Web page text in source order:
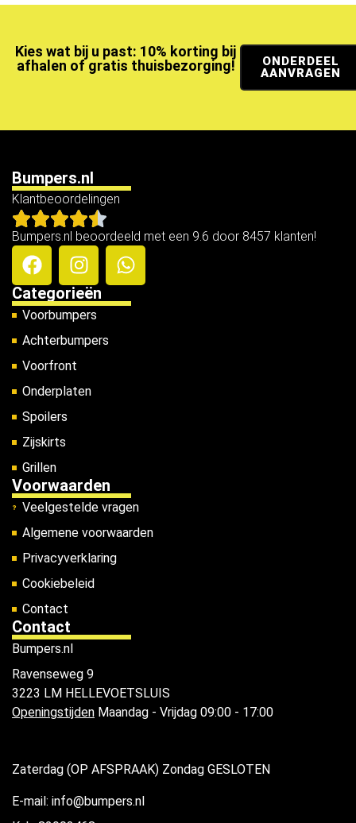
Kies wat bij u past: 10% korting bij
afhalen of gratis thuisbezorging!
ONDERDEEL
AANVRAGEN
Bumpers.nl
Klantbeoordelingen
Bumpers.nl beoordeeld met een 9.6 door 8457 klanten!
Categorieën
Voorbumpers
Achterbumpers
Voorfront
Onderplaten
Spoilers
Zijskirts
Grillen
Voorwaarden
Veelgestelde vragen
Algemene voorwaarden
Privacyverklaring
Cookiebeleid
Contact
Contact
Bumpers.nl
Ravenseweg 9
3223 LM HELLEVOETSLUIS
Openingstijden Maandag - Vrijdag 09:00 - 17:00
Zaterdag (OP AFSPRAAK) Zondag GESLOTEN
E-mail: info@bumpers.nl